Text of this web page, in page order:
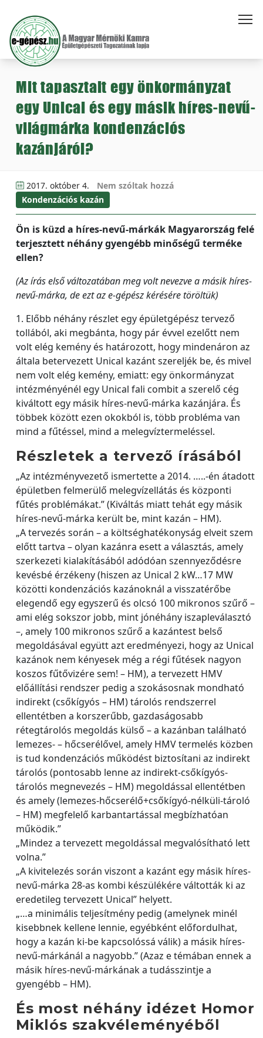
Mit tapasztalt egy önkormányzat
egy Unical és egy másik híres-nevű-
világmárka kondenzációs
kazánjáról?
2017. október 4.
Nem szóltak hozzá
Kondenzációs kazán
Ön is küzd a híres-nevű-márkák Magyarország felé
terjesztett néhány gyengébb minőségű terméke
ellen?
(Az írás első változatában meg volt nevezve a másik híres-
nevű-márka, de ezt az e-gépész kérésére töröltük)
1. Előbb néhány részlet egy épületgépész tervező
tollából, aki megbánta, hogy pár évvel ezelőtt nem
volt elég kemény és határozott, hogy mindenáron az
általa betervezett Unical kazánt szereljék be, és mivel
nem volt elég kemény, emiatt: egy önkormányzat
intézményénél egy Unical fali combit a szerelő cég
kiváltott egy másik híres-nevű-márka kazánjára. És
többek között ezen okokból is, több probléma van
mind a fűtéssel, mind a melegvíztermeléssel.
Részletek a tervező írásából
„Az intézményvezető ismertette a 2014. …..-én átadott
épületben felmerülő melegvízellátás és központi
fűtés problémákat.” (Kiváltás miatt tehát egy másik
híres-nevű-márka került be, mint kazán – HM).
„A tervezés során – a költséghatékonyság elveit szem
előtt tartva – olyan kazánra esett a választás, amely
szerkezeti kialakításából adódóan szennyeződésre
kevésbé érzékeny (hiszen az Unical 2 kW…17 MW
közötti kondenzációs kazánoknál a visszatérőbe
elegendő egy egyszerű és olcsó 100 mikronos szűrő –
ami elég sokszor jobb, mint jónéhány iszapleválasztó
–, amely 100 mikronos szűrő a kazántest belső
megoldásával együtt azt eredményezi, hogy az Unical
kazánok nem kényesek még a régi fűtések nagyon
koszos fűtővizére sem! – HM), a tervezett HMV
előállítási rendszer pedig a szokásosnak mondható
indirekt (csőkígyós – HM) tárolós rendszerrel
ellentétben a korszerűbb, gazdaságosabb
rétegtárolós megoldás külső – a kazánban található
lemezes- – hőcserélővel, amely HMV termelés közben
is tud kondenzációs működést biztosítani az indirekt
tárolós (pontosabb lenne az indirekt-csőkígyós-
tárolós megnevezés – HM) megoldással ellentétben
és amely (lemezes-hőcserélő+csőkígyó-nélküli-tároló
– HM) megfelelő karbantartással megbízhatóan
működik.”
„Mindez a tervezett megoldással megvalósítható lett
volna.”
„A kivitelezés során viszont a kazánt egy másik híres-
nevű-márka 28-as kombi készülékére váltották ki az
eredetileg tervezett Unical” helyett.
„…a minimális teljesítmény pedig (amelynek minél
kisebbnek kellene lennie, egyébként előfordulhat,
hogy a kazán ki-be kapcsolóssá válik) a másik híres-
nevű-márkánál a nagyobb.” (Azaz e témában ennek a
másik híres-nevű-márkának a tudásszintje a
gyengébb – HM).
És most néhány idézet Homor
Miklós szakvéleményéből